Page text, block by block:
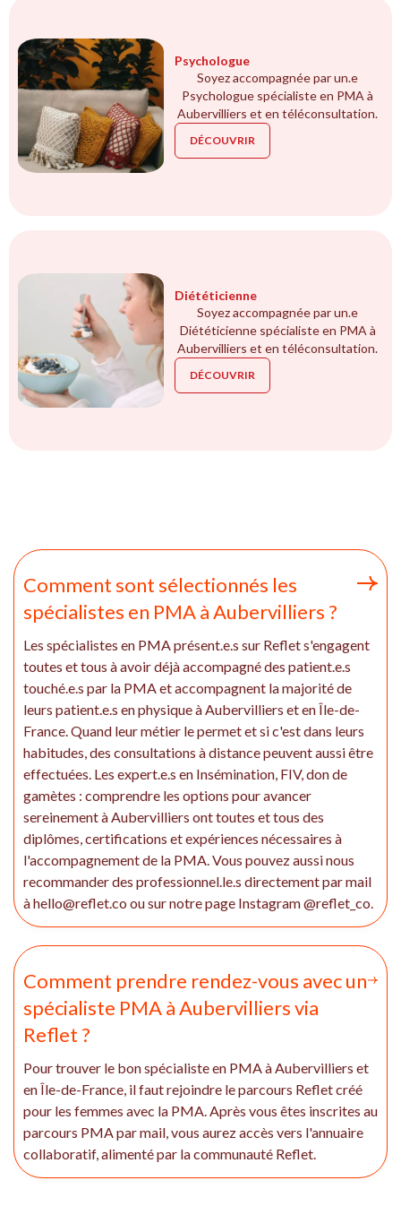
Psychologue
Soyez accompagnée par un.e
Psychologue spécialiste en PMA à
Aubervilliers et en téléconsultation.
DÉCOUVRIR
Diététicienne
Soyez accompagnée par un.e
Diététicienne spécialiste en PMA à
Aubervilliers et en téléconsultation.
DÉCOUVRIR
Comment sont sélectionnés les
spécialistes en PMA à Aubervilliers ?
Les spécialistes en PMA présent.e.s sur Reflet s'engagent
toutes et tous à avoir déjà accompagné des patient.e.s
touché.e.s par la PMA et accompagnent la majorité de
leurs patient.e.s en physique à Aubervilliers et en Île-de-
France. Quand leur métier le permet et si c'est dans leurs
habitudes, des consultations à distance peuvent aussi être
effectuées. Les expert.e.s en Insémination, FIV, don de
gamètes : comprendre les options pour avancer
sereinement à Aubervilliers ont toutes et tous des
diplômes, certifications et expériences nécessaires à
l'accompagnement de la PMA. Vous pouvez aussi nous
recommander des professionnel.le.s directement par mail
à hello@reflet.co ou sur notre page Instagram @reflet_co.
Comment prendre rendez-vous avec un
spécialiste PMA à Aubervilliers via
Reflet ?
Pour trouver le bon spécialiste en PMA à Aubervilliers et
en Île-de-France, il faut rejoindre le parcours Reflet créé
pour les femmes avec la PMA. Après vous êtes inscrites au
parcours PMA par mail, vous aurez accès vers l'annuaire
collaboratif, alimenté par la communauté Reflet.